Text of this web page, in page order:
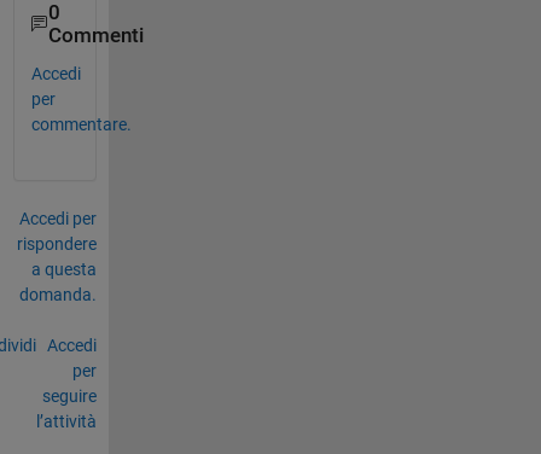
0
Commenti
Accedi
per
commentare.
Accedi per
rispondere
a questa
domanda.
Accedi
per
seguire
l’attività